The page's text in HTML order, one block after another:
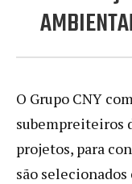
O Grupo CNY
subempreiteiros
projetos, para
são